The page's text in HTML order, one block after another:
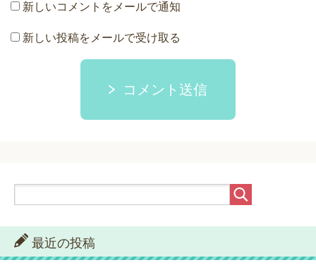
新しいコメントをメールで通知
新しい投稿をメールで受け取る
コメント送信
最近の投稿